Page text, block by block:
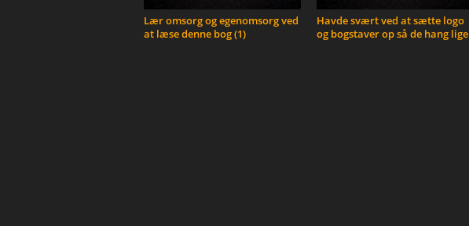
Lær omsorg og egenomsorg ved
at læse denne bog (1)
Havde svært ved at sætte logo
og bogstaver op så de hang lige